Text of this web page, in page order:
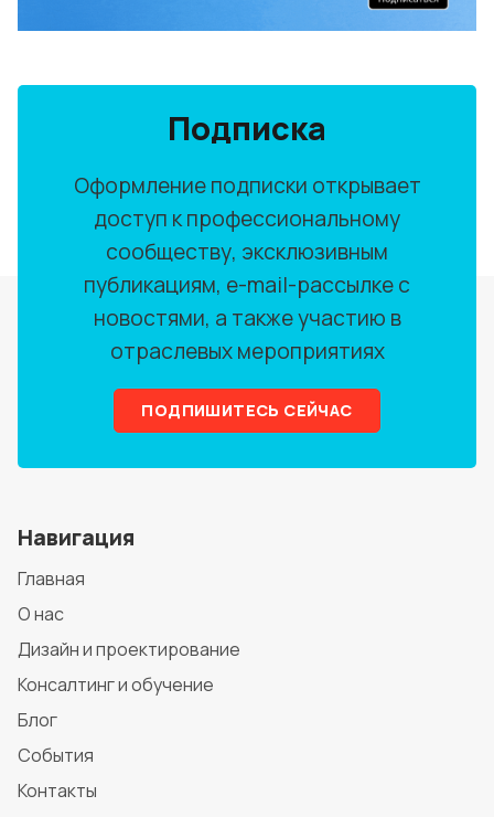
Подписка
Оформление подписки открывает
доступ к профессиональному
сообществу, эксклюзивным
публикациям, e-mail-рассылке с
новостями, а также участию в
отраслевых мероприятиях
ПОДПИШИТЕСЬ СЕЙЧАС
Навигация
Главная
О нас
Дизайн и проектирование
Консалтинг и обучение
Блог
События
Контакты